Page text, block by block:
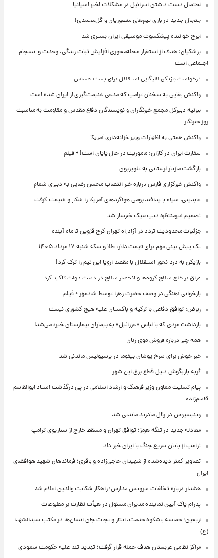
احتمال دست داشتن اسرائیل در مشکلات اخیر اسپانیا
جنجال جدید در بازی تیم‌های منصوریان و گل‌محمدی!
ایرج خواننده پیشکسوت موسیقی ایران بستری شد
پزشکیان: هدف از استقرار محله‌محوری افزایش ثبات زندگی، وحدت و انسجام
اجتماعی است
درخواست بازیکن لالیگایی استقلال برای پست حساس!
واکنش بقایی به سخنان ترامپ که مدعی غنیمت‌گیری از ایران شده است
بیانیه دبیرکل مجمع خبرنگاران و نویسندگان دفاع مقدس و مقاومت به مناسبت
روز خبرنگار
واکنش همتی به اظهارات وزیر خزانه‌داری آمریکا
سفارت ایران در کازان: ماموریت در حال پایان است! + فیلم
بازگشت مازیار لرستانی به تلویزیون
واکنش خبرگزاری فارس درباره خبر انتصاب محسن رضایی به دبیری شعام
عابدینی: سپاه با پدافند بومی هواگردهای آمریکا را شکار و غنیمت گرفت
تصمیم غیرمنتظره دیپ‌سیک خبرساز شد
جزئیات محدودیت تردد در آزادراه تهران کرج قزوین تا ماه آینده
یک پیش ‌بینی مهم برای قیمت دلار، طلا و سکه شنبه ۱۷ مرداد ۱۴۰۵
بازیکن به درد نخور استقلال با مقصد اروپا این تیم را ترک کرد!
عراق بر خلع سلاح گروه‌ها و انحصار سلاح در دست دولت تاکید کرد
بازخوانی آهنگی در وصف حضرت زهرا توسط شادمهر + فیلم
ریاض: توافق دفاعی با ترکیه و پاکستان علیه هیچ کشوری نیست
بازداشت مردی که با لباس «عزرائیل» به بیماران بیمارستان خیره می‌شد!
همه چیز درباره فروش موی زنان
خبر خوش برای سرخ پوشان بیفوما در پرسپولیس ماندنی شد
گربه بازیگوش دلیل قطع برق این شهر
پیام تسلیت معاون وزیر فرهنگ و ارشاد اسلامی در پی درگذشت استاد ابوالقاسم
قاسم‌زاده
وینیسیوس در رئال مادرید ماندنی شد
معادله جدید در تنگه هرمز؛ توافق تهران و مسقط خارج از سناریوی ترامپ
ترامپ از پایان سریع جنگ با ایران خبر داد
تصاویر کمتر دیده‌شده از شهیدان حاجی‌زاده و باقری؛ فرماندهان شهید هوافضای
ایران
هشدار درباره تخلفات سرویس مدارس؛ راهکار شکایت والدین اعلام شد
پدرام پاک آیین نماینده مدیران مسئول در هیأت نظارت بر مطبوعات
اربعین؛ حماسه باشکوه خدمت، ایثار و نجات جان انسان‌ها در مکتب سیدالشهدا
(ع)
مراکز نظامی عربستان هدف حمله قرار گرفت؛ تهدید تند علیه حکومت سعودی